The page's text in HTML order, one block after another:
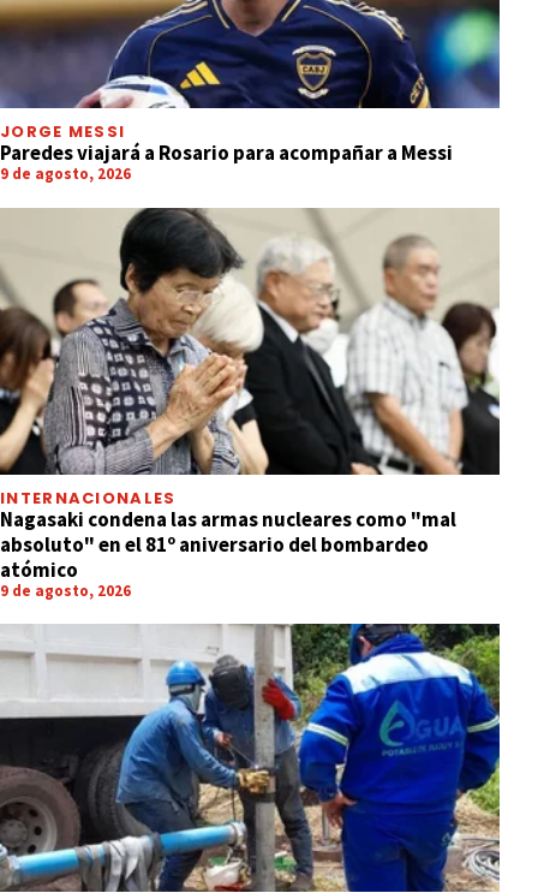
JORGE MESSI
Paredes viajará a Rosario para acompañar a Messi
9 de agosto, 2026
INTERNACIONALES
Nagasaki condena las armas nucleares como "mal
absoluto" en el 81º aniversario del bombardeo
atómico
9 de agosto, 2026